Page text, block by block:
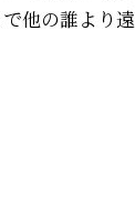
他の誰より遠